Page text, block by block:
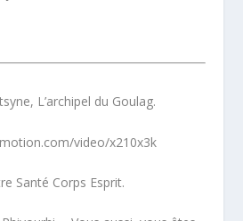
L’archipel du Goulag.
video/x210x3k
Santé Corps Esprit.